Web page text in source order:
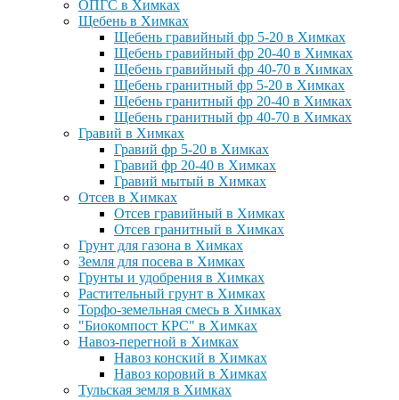
ОПГС в Химках
Щебень в Химках
Щебень гравийный фр 5-20 в Химках
Щебень гравийный фр 20-40 в Химках
Щебень гравийный фр 40-70 в Химках
Щебень гранитный фр 5-20 в Химках
Щебень гранитный фр 20-40 в Химках
Щебень гранитный фр 40-70 в Химках
Гравий в Химках
Гравий фр 5-20 в Химках
Гравий фр 20-40 в Химках
Гравий мытый в Химках
Отсев в Химках
Отсев гравийный в Химках
Отсев гранитный в Химках
Грунт для газона в Химках
Земля для посева в Химках
Грунты и удобрения в Химках
Растительный грунт в Химках
Торфо-земельная смесь в Химках
"Биокомпост КРС" в Химках
Навоз-перегной в Химках
Навоз конский в Химках
Навоз коровий в Химках
Тульская земля в Химках